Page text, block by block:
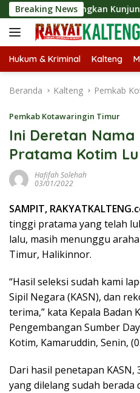
Langsung
ke
konten
Breaking NewsKunjungan Kaji
Hukum & Kriminal Kalteng
Beranda Kalteng Pemkab
Pemkab Kotawaringin Timur
Ini Deretan
Pratama Kotim
Hafifah Solehah
03/01/2022
SAMPIT,
tinggi pratama yang telah
lalu, masih menunggu
Timur, Halikinnor.
“Hasil seleksi sudah kami
Sipil Negara (KASN), dan
terima,” kata Kepala Badan
Pengembangan Sumber
Kotim, Kamaruddin, Senin,
Dari hasil penetapan
yang dilelang sudah berada